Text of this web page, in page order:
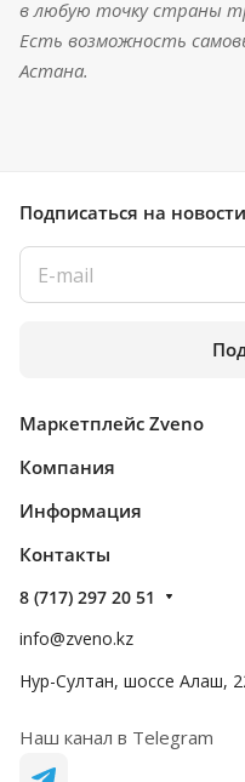
в любую точку страны
Есть возможность
Астана.
Подписаться на
Маркетплейс Zveno
Компания
Информация
Контакты
8 (717) 297 20 51
info@zveno.kz
Нур-Султан, шоссе Алаш,
Наш канал в Telegram